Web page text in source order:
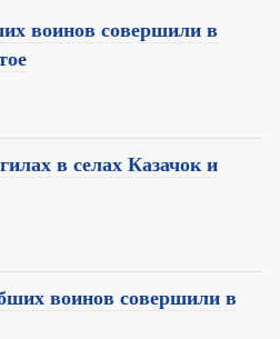
воинов совершили в
в селах Казачок и
воинов совершили в